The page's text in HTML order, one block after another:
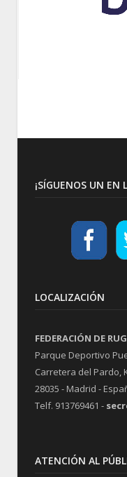
¡SÍGUENOS UN EN
LOCALIZACIÓN
FEDERACIÓN DE
Parque Deportivo
Carretera del Pardo,
28035 - Madrid -
Telf. 913769461 -
ATENCIÓN AL